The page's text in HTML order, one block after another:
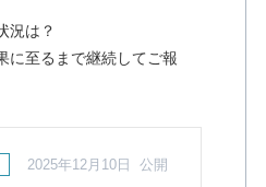
況は？
に至るまで継続してご報
2025年12月10日 公開